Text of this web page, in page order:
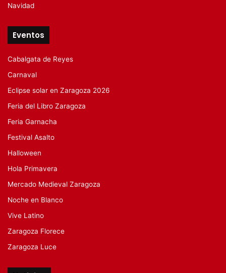
Navidad
Eventos
Cabalgata de Reyes
Carnaval
Eclipse solar en Zaragoza 2026
Feria del Libro Zaragoza
Feria Garnacha
Festival Asalto
Halloween
Hola Primavera
Mercado Medieval Zaragoza
Noche en Blanco
Vive Latino
Zaragoza Florece
Zaragoza Luce